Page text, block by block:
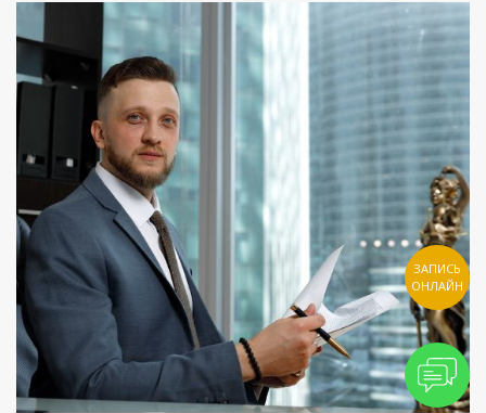
ЗАПИСЬ
ОНЛАЙН